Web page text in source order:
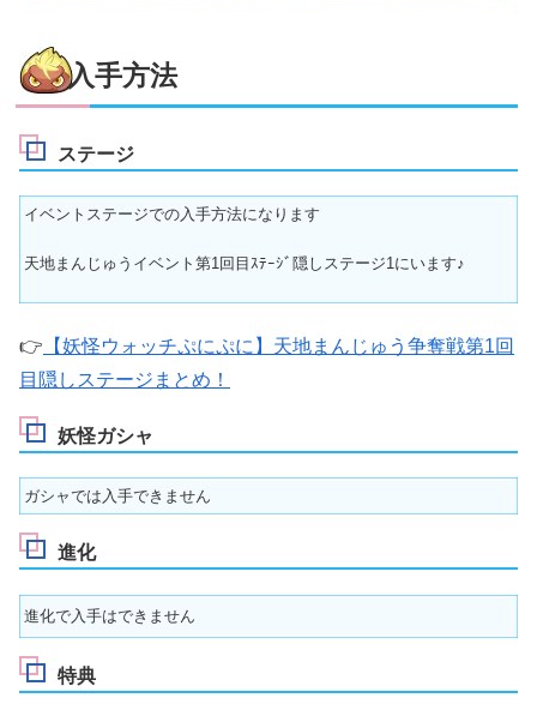
入手方法
ステージ
イベントステージでの入手方法になります
天地まんじゅうイベント第1回目ｽﾃｰｼﾞ隠しステージ1にいます♪
👉 【妖怪ウォッチぷにぷに】天地まんじゅう争奪戦第1回
目隠しステージまとめ！
妖怪ガシャ
ガシャでは入手できません
進化
進化で入手はできません
特典